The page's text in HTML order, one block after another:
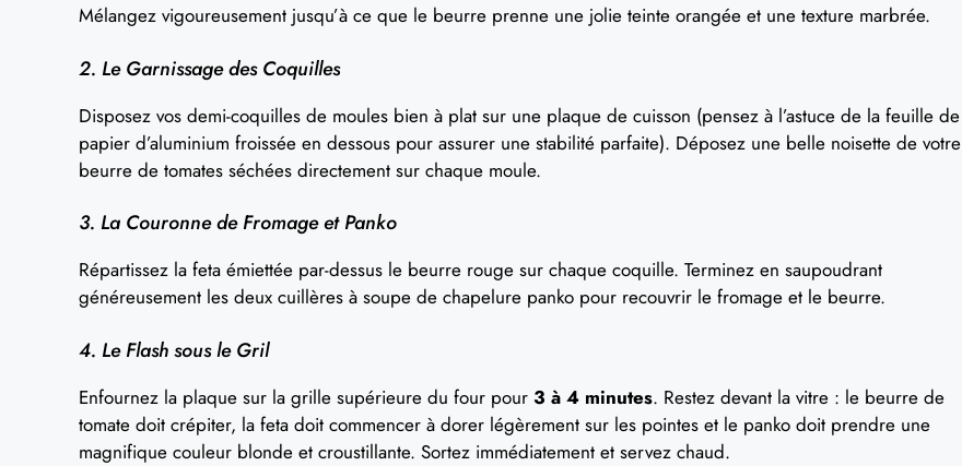
Mélangez vigoureusement jusqu’à ce que le beurre prenne une jolie teinte orangée et une texture marbrée.
2. Le Garnissage des Coquilles
Disposez vos demi-coquilles de moules bien à plat sur une plaque de cuisson (pensez à l’astuce de la feuille de
papier d’aluminium froissée en dessous pour assurer une stabilité parfaite). Déposez une belle noisette de votre
beurre de tomates séchées directement sur chaque moule.
3. La Couronne de Fromage et Panko
Répartissez la feta émiettée par-dessus le beurre rouge sur chaque coquille. Terminez en saupoudrant
généreusement les deux cuillères à soupe de chapelure panko pour recouvrir le fromage et le beurre.
4. Le Flash sous le Gril
Enfournez la plaque sur la grille supérieure du four pour 3 à 4 minutes. Restez devant la vitre : le beurre de
tomate doit crépiter, la feta doit commencer à dorer légèrement sur les pointes et le panko doit prendre une
magnifique couleur blonde et croustillante. Sortez immédiatement et servez chaud.